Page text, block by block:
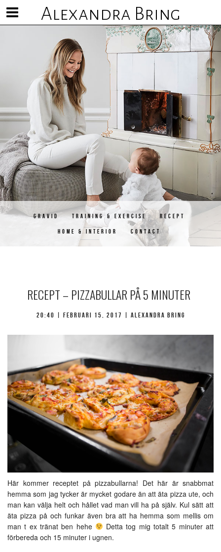
Alexandra Bring
Visa/göm
meny
GRAVID TRAINING & EXERCISE RECEPT
HOME & INTERIOR CONTACT
RECEPT – PIZZABULLAR PÅ 5 MINUTER
20:40 | februari 15, 2017 | Alexandra Bring
Här kommer receptet på pizzabullarna! Det här är snabbmat
hemma som jag tycker är mycket godare än att äta pizza ute, och
man kan välja helt och hållet vad man vill ha på själv. Kul sätt att
äta pizza på och funkar även bra att ha hemma som mellis om
man t ex tränat ben hehe
Detta tog mig totalt 5 minuter att
förbereda och 15 minuter i ugnen.